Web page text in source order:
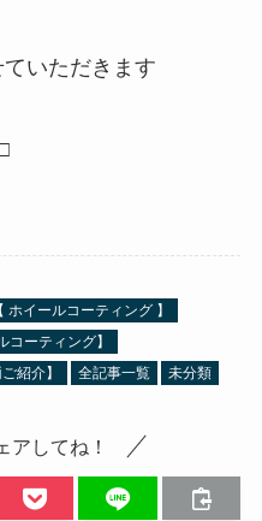
いただきます
ホイールコーティング 】
ーティング】
紹介】 全記事一覧 未分類
アしてね！